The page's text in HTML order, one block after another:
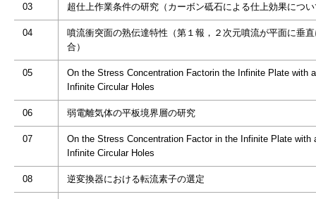
03 超仕上作業条件の研究（カーボン砥石による仕上効果につ
04
噴流衝突面の熟伝達特性（第１報，２次元噴流が平面に垂
合）
05
On the Stress Concentration Factorin the Infinite Plate with
Infinite Circular Holes
06 弱電離気体の平板境界層の研究
07
On the Stress Concentration Factor in the Infinite Plate with
Infinite Circular Holes
08 逆変換器における転流素子の選定